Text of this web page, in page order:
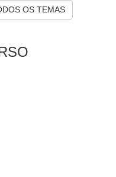
OS TEMAS